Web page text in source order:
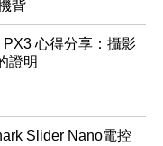
背
心得分享：攝影
證明
Slider Nano電控